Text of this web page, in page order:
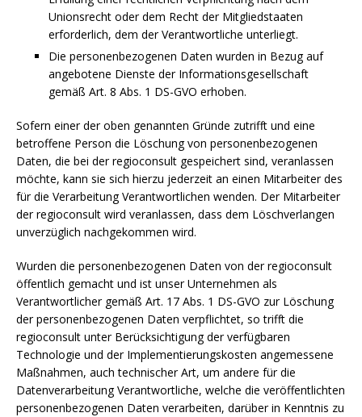
Unionsrecht oder dem Recht der Mitgliedstaaten
erforderlich, dem der Verantwortliche unterliegt.
Die personenbezogenen Daten wurden in Bezug auf
angebotene Dienste der Informationsgesellschaft
gemäß Art. 8 Abs. 1 DS-GVO erhoben.
Sofern einer der oben genannten Gründe zutrifft und eine
betroffene Person die Löschung von personenbezogenen
Daten, die bei der regioconsult gespeichert sind, veranlassen
möchte, kann sie sich hierzu jederzeit an einen Mitarbeiter des
für die Verarbeitung Verantwortlichen wenden. Der Mitarbeiter
der regioconsult wird veranlassen, dass dem Löschverlangen
unverzüglich nachgekommen wird.
Wurden die personenbezogenen Daten von der regioconsult
öffentlich gemacht und ist unser Unternehmen als
Verantwortlicher gemäß Art. 17 Abs. 1 DS-GVO zur Löschung
der personenbezogenen Daten verpflichtet, so trifft die
regioconsult unter Berücksichtigung der verfügbaren
Technologie und der Implementierungskosten angemessene
Maßnahmen, auch technischer Art, um andere für die
Datenverarbeitung Verantwortliche, welche die veröffentlichten
personenbezogenen Daten verarbeiten, darüber in Kenntnis zu